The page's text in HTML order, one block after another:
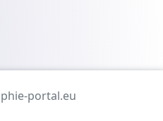
portal.eu